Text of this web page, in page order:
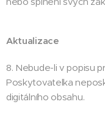
Aktualizace
8. Nebude-li v popisu
Poskytovatelka
digitálního obsahu.